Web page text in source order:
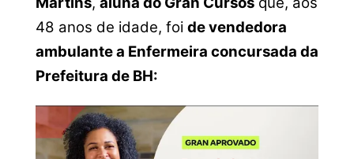
48 anos de idade, foi de vendedora
ambulante a Enfermeira concursada da
Prefeitura de BH: